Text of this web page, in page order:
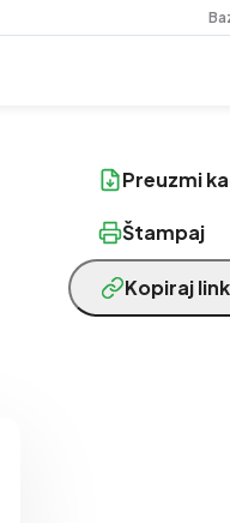
Preuzmi
Štampaj
Kopiraj link